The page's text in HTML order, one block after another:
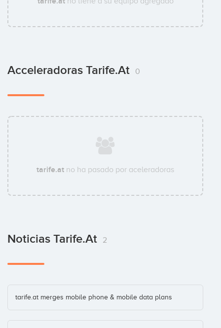
Acceleradoras Tarife.at 0
tarife.at no ha pasado por aceleradoras
Noticias Tarife.at 2
tarife.at merges mobile phone & mobile data plans